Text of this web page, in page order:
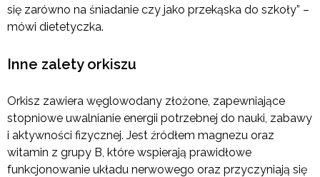
się zarówno na śniadanie czy jako przekąska do szkoły” –
mówi dietetyczka.
Inne zalety orkiszu
Orkisz zawiera węglowodany złożone, zapewniające
stopniowe uwalnianie energii potrzebnej do nauki, zabawy
i aktywności fizycznej. Jest źródłem magnezu oraz
witamin z grupy B, które wspierają prawidłowe
funkcjonowanie układu nerwowego oraz przyczyniają się